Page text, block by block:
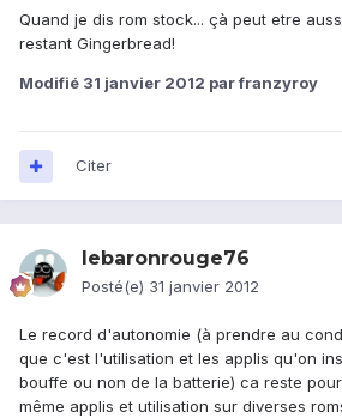
Quand je dis rom stock... çà peut etre
restant Gingerbread!
Modifié 31 janvier 2012 par franzyroy
Citer
lebaronrouge76
Posté(e) 31 janvier 2012
Le record d'autonomie (à prendre au
que c'est l'utilisation et les applis qu'on
bouffe ou non de la batterie) ca reste
même applis et utilisation sur diverses